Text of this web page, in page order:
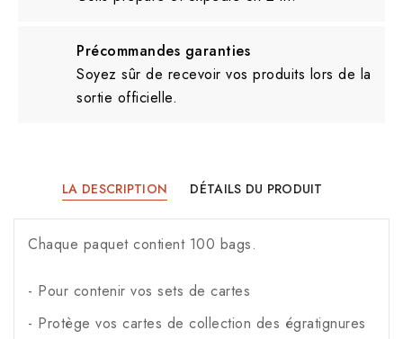
Précommandes garanties
Soyez sûr de recevoir vos produits lors de la
sortie officielle.
LA DESCRIPTION DÉTAILS DU PRODUIT
Chaque paquet contient 100 bags.
- Pour contenir vos sets de cartes
- Protège vos cartes de collection des égratignures